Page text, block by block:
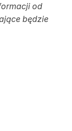
od
będzie